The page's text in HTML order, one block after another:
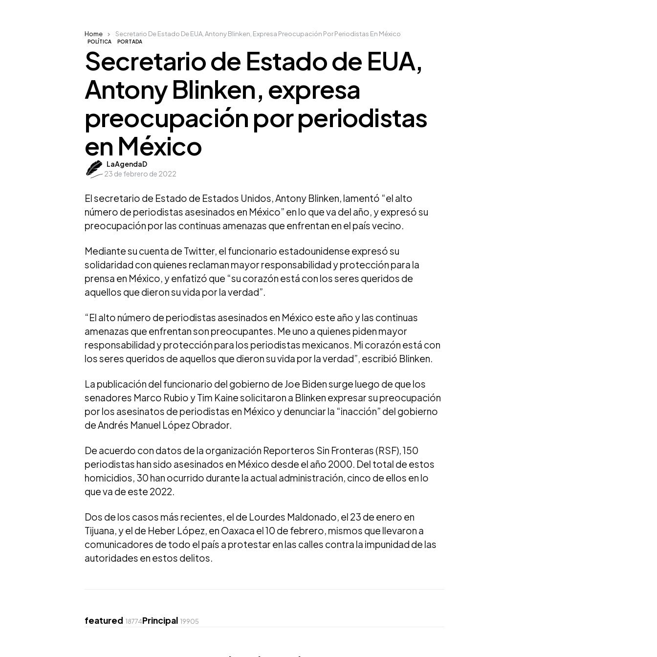
POLÍTICA PORTADA
Secretario de Estado de EUA,
Antony Blinken, expresa
preocupación por periodistas
en México
Posted
by
LaAgendaD
23 de febrero de 2022
Home Secretario De Estado De EUA, Antony Blinken, Expresa Preocupación Por Periodistas En México
El secretario de Estado de Estados Unidos, Antony Blinken, lamentó “el alto
número de periodistas asesinados en México” en lo que va del año, y expresó su
preocupación por las continuas amenazas que enfrentan en el país vecino.
Mediante su cuenta de Twitter, el funcionario estadounidense expresó su
solidaridad con quienes reclaman mayor responsabilidad y protección para la
prensa en México, y enfatizó que “su corazón está con los seres queridos de
aquellos que dieron su vida por la verdad”.
“El alto número de periodistas asesinados en México este año y las continuas
amenazas que enfrentan son preocupantes. Me uno a quienes piden mayor
responsabilidad y protección para los periodistas mexicanos. Mi corazón está con
los seres queridos de aquellos que dieron su vida por la verdad”, escribió Blinken.
La publicación del funcionario del gobierno de Joe Biden surge luego de que los
senadores Marco Rubio y Tim Kaine solicitaron a Blinken expresar su preocupación
por los asesinatos de periodistas en México y denunciar la “inacción” del gobierno
de Andrés Manuel López Obrador.
De acuerdo con datos de la organización Reporteros Sin Fronteras (RSF), 150
periodistas han sido asesinados en México desde el año 2000. Del total de estos
homicidios, 30 han ocurrido durante la actual administración, cinco de ellos en lo
que va de este 2022.
Dos de los casos más recientes, el de Lourdes Maldonado, el 23 de enero en
Tijuana, y el de Heber López, en Oaxaca el 10 de febrero, mismos que llevaron a
comunicadores de todo el país a protestar en las calles contra la impunidad de las
autoridades en estos delitos.
featured 18774Principal 19905